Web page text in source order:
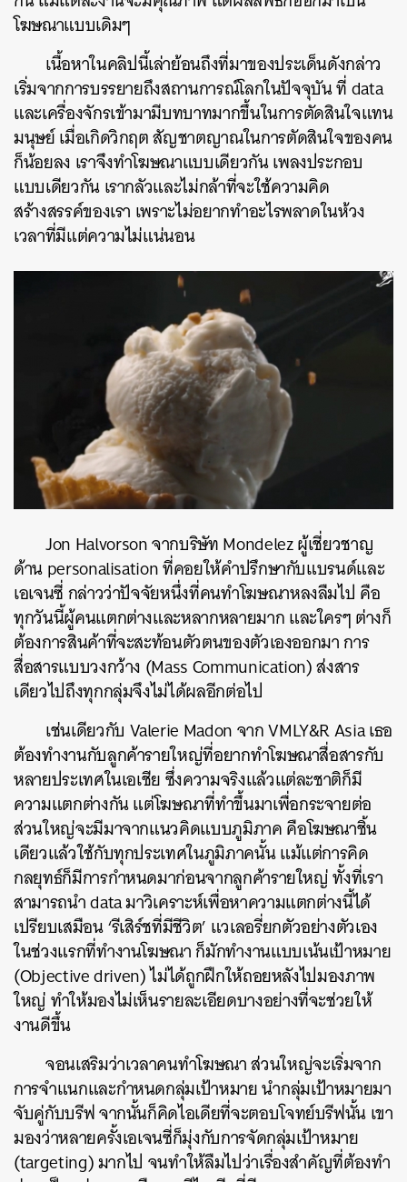
โฆษณาแบบเดิมๆ
เนื้อหาในคลิปนี้เล่าย้อนถึงที่มาของประเด็นดังกล่าว
เริ่มจากการบรรยายถึงสถานการณ์โลกในปัจจุบันที่data
และเครื่องจักรเข้ามามีบทบาทมากขึ้นในการตัดสินใจแทน
มนุษย์เมื่อเกิดวิกฤตสัญชาตญาณในการตัดสินใจของคน
ก็น้อยลง เราจึงทำโฆษณาแบบเดียวกันเพลงประกอบ
แบบเดียวกันเรากลัวและไม่กล้าที่จะใช้ความคิด
สร้างสรรค์ของเรา เพราะไม่อยากทำอะไรพลาดในห้วง
เวลาที่มีแต่ความไม่แน่นอน
Jon HalvorsonจากบริษัทMondelezผู้เชี่ยวชาญ
ด้านpersonalisationที่คอยให้คำปรึกษากับแบรนด์และ
เอเจนซี่กล่าวว่าปัจจัยหนึ่งที่คนทำโฆษณาหลงลืมไป คือ
ทุกวันนี้ผู้คนแตกต่างและหลากหลายมากและใครๆต่างก็
ต้องการสินค้าที่จะสะท้อนตัวตนของตัวเองออกมาการ
สื่อสารแบบวงกว้าง (Mass Communication)ส่งสาร
เดียวไปถึงทุกกลุ่มจึงไม่ได้ผลอีกต่อไป
เช่นเดียวกับ Valerie MadonจากVMLY&R Asiaเธอ
ต้องทำงานกับลูกค้ารายใหญ่ที่อยากทำโฆษณาสื่อสารกับ
หลายประเทศในเอเชียซึ่งความจริงแล้วแต่ละชาติก็มี
ความแตกต่างกันแต่โฆษณาที่ทำขึ้นมาเพื่อกระจายต่อ
ส่วนใหญ่จะมีมาจากแนวคิดแบบภูมิภาคคือโฆษณาชิ้น
เดียวแล้วใช้กับทุกประเทศในภูมิภาคนั้นแม้แต่การคิด
กลยุทธ์ก็มีการกำหนดมาก่อนจากลูกค้ารายใหญ่ทั้งที่เรา
สามารถนำdataมาวิเคราะห์เพื่อหาความแตกต่างนี้ได้
เปรียบเสมือน‘รีเสิร์ชที่มีชีวิต’ แวเลอรี่ยกตัวอย่างตัวเอง
ในช่วงแรกที่ทำงานโฆษณาก็มักทำงานแบบเน้นเป้าหมาย
(Objective driven)ไม่ได้ถูกฝึกให้ถอยหลังไปมองภาพ
ใหญ่ทำให้มองไม่เห็นรายละเอียดบางอย่างที่จะช่วยให้
งานดีขึ้น
จอนเสริมว่าเวลาคนทำโฆษณาส่วนใหญ่จะเริ่มจาก
การจำแนกและกำหนดกลุ่มเป้าหมายนำกลุ่มเป้าหมายมา
จับคู่กับบรีฟจากนั้นก็คิดไอเดียที่จะตอบโจทย์บรีฟนั้นเขา
มองว่าหลายครั้งเอเจนซี่ก็มุ่งกับการจัดกลุ่มเป้าหมาย
(targeting)มากไป จนทำให้ลืมไปว่าเรื่องสำคัญที่ต้องทำ